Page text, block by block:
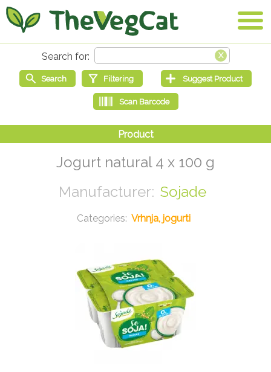
Jogurt natural 4 x 100 g
Sojade
Vrhnja, jogurti